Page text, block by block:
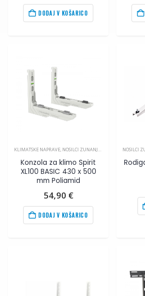
DODAJ V KOŠARICO
KLIMATSKE NAPRAVE, NOSILCI ZUNANJIH ENOT PRIBOR ZA
Konzola za klimo Spirit
XL100 BASIC 430 x 500
mm Poliamid
54,90 €
DODAJ V KOŠARICO
NOSILCI